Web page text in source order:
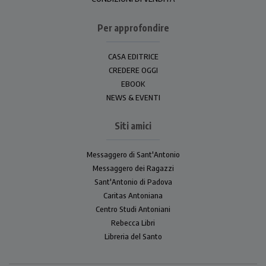
Per approfondire
CASA EDITRICE
CREDERE OGGI
EBOOK
NEWS & EVENTI
Siti amici
Messaggero di Sant'Antonio
Messaggero dei Ragazzi
Sant'Antonio di Padova
Caritas Antoniana
Centro Studi Antoniani
Rebecca Libri
Libreria del Santo